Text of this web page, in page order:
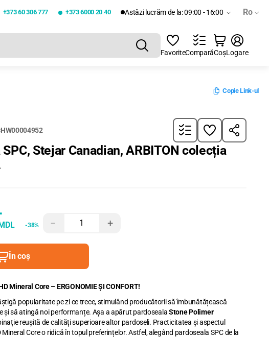
+373 60 306 777 +373 6000 20 40 Astăzi lucrăm de la: 09:00 - 16:00 Ro
FavoriteComparăCoșLogare
Copie Link-ul
Stejar Сanadian, ARBITON colecția
-38% − +
În coș
Mineral Core – ERGONOMIE ȘI CONFORT!
popularitate pe zi ce trece, stimulând producătorii să îmbunătățească
și să atingă noi performanțe. Așa a apărut pardosealaStone Polimer
reușită de calități superioare altor pardoseli. Practicitatea și aspectul
Mineral Core o ridică în topul preferințelor. Astfel, alegând pardoseala SPC de la